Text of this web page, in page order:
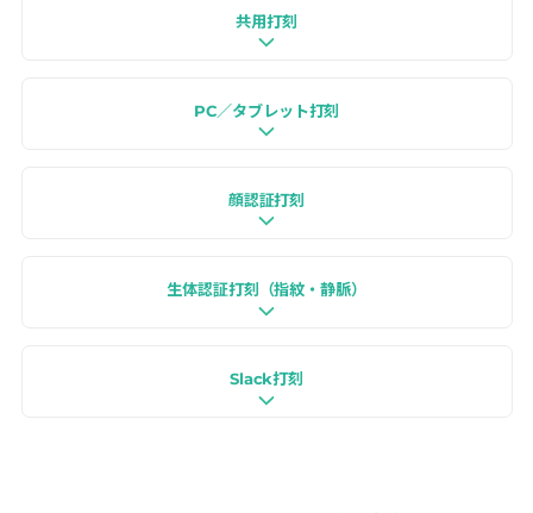
共用打刻
PC／タブレット打刻
顔認証打刻
生体認証打刻（指紋・静脈）
Slack打刻